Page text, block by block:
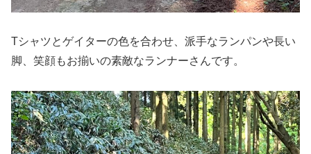
Tシャツとゲイターの色を合わせ、派手なランパンや長い
脚、笑顔もお揃いの素敵なランナーさんです。